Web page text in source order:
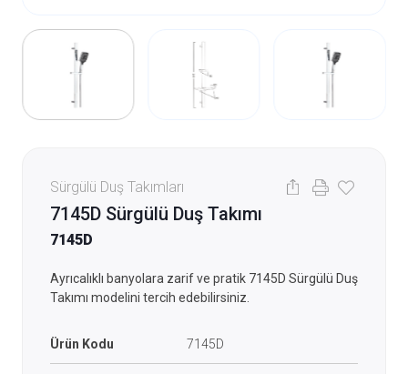
Sürgülü Duş Takımları
7145D Sürgülü Duş Takımı
7145D
Ayrıcalıklı banyolara zarif ve pratik 7145D Sürgülü Duş
Takımı modelini tercih edebilirsiniz.
Ürün Kodu 7145D